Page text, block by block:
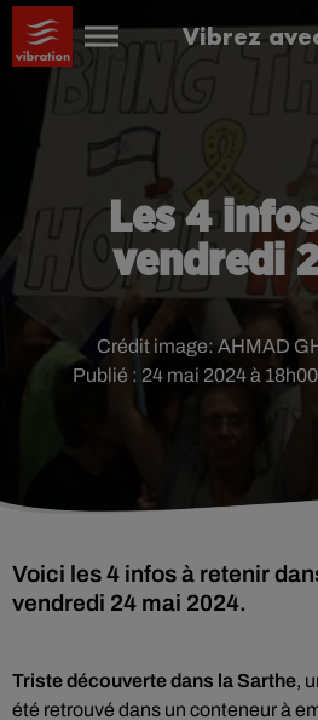
Vibrez
Les 4
vendredi
Publié : 24 mai 2024 à
Crédit image: AHMAD
Voici les 4 infos à retenir
vendredi 24 mai 2024.
Triste découverte dans la Sarthe,
été retrouvé dans un conteneur à